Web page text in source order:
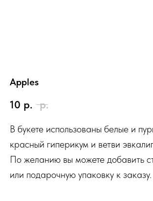
Apples
10 р. р.
В букете использованы белые и
красный гиперикум и ветви
По желанию вы можете добавить
или подарочную упаковку к заказу.